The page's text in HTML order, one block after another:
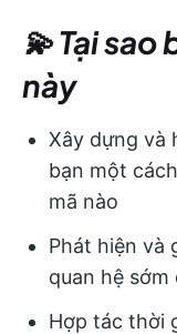
💫 Tại
này
Xây dựng và
bạn một
mã nào
Phát hiện và
quan hệ
Hợp tác thời